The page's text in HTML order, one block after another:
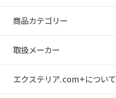
商品カテゴリー
取扱メーカー
エクステリア.com+について